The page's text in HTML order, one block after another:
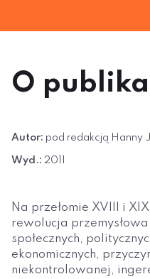
O
Autor: pod redakcją Hanny
Wyd.: 2011
Na przełomie XVIII i
rewolucja
społecznych,
ekonomicznych,
niekontrolowanej,